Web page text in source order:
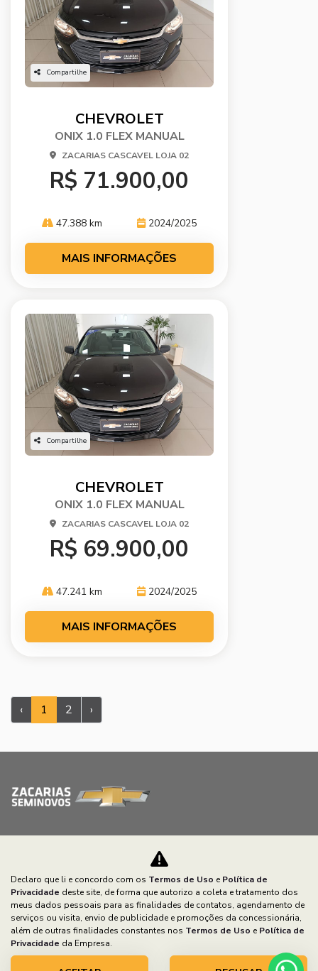
Compartilhe
CHEVROLET
ONIX 1.0 FLEX MANUAL
ZACARIAS CASCAVEL LOJA 02
R$ 71.900,00
47.388 km 2024/2025
MAIS INFORMAÇÕES
Compartilhe
CHEVROLET
ONIX 1.0 FLEX MANUAL
ZACARIAS CASCAVEL LOJA 02
R$ 69.900,00
47.241 km 2024/2025
MAIS INFORMAÇÕES
‹ 1 2 ›
POLÍTICA DE PRIVACIDADE
CNPJ: 79.138.608/0011-09
Declaro que li e concordo com os Termos de Uso e Política de
Privacidade deste site, de forma que autorizo a coleta e tratamento dos
meus dados pessoais para as finalidades de contatos, agendamento de
serviços ou visita, envio de publicidade e promoções da concessionária,
além de outras finalidades constantes nos Termos de Uso e Política de
Privacidade da Empresa.